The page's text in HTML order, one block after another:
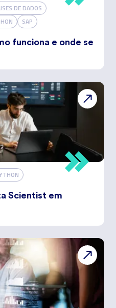
DE DADOS
SAP
funciona e onde se
Scientist em